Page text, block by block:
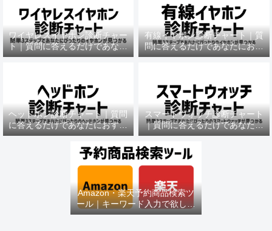
ワイヤレスイヤホン診断チャー
ト｜質問に答えるだけであなた
におすすめの機種がわかる
有線イヤホン診断チャート｜質
問に答えるだけであなたにおす
すめの機種がわかる
ヘッドホン診断チャート｜質問
に答えるだけであなたにおすす
めの機種がわかる
スマートウォッチ診断チャート
｜質問に答えるだけであなたに
おすすめの機種がわかる
Amazon・楽天予約商品検索ツ
ール｜キーワード入力で欲しい
商品を即チェック